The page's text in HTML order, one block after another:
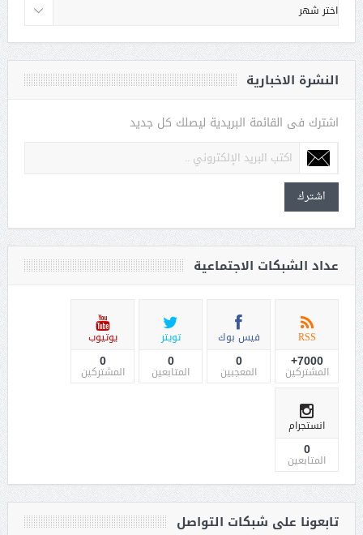
النشرة الاخبارية
اشترك فى القائمة البريدية ليصلك كل جديد
اشترك
عداد الشبكات الاجتماعية
RSS
7000+
المشتركين
فيس بوك
0
المعجبين
تويتر
0
المتابعين
يوتيوب
0
المشتركين
انستجرام
0
المتابعين
تابعونا على شبكات التواصل